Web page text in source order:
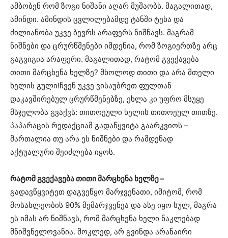
ამბობენ რომ ზოგი ნიშანი აღარ მუშაობს. მაგალითად,
ამინდი. ამინდის ცვლილებამდე ტანში ტეხა და
ძილიანობა უკვე ბევრს არაფერს ნიშნავს. მაგრამ
ნიშნები და ცრურწმენები იმდენია, რომ ზოგიერთზე არც
გაგვიგია არაფერი. მაგალითად, რატომ გვექავება
თითი მარცხენა ხელზე? მხოლოდ თითი და არა მთელი
ხელის გული!ჩვენ უკვე ვისაუბრეთ ფულთან
დაკავშირებულ ცრურწმენებზე, ეხლა კი უფრო მსუყე
მსჯელობა გვაქვს: თითოეული ხელის თითოეულ თითზე.
პაპარაცის რედაქციამ გადაწყვიტა გაარკვიოს –
მართალია თუ არა ეს ნიშნები და რამდენად
აქტუალური შეიძლება იყოს.
რატომ გვექავება თითი მარცხენა ხელზე –
გადავწყვიტეთ დაგვეწყო მარჯვენათი, იმიტომ, რომ
მოსახლეობის 90% მემარჯვენეა და ასე იყო სულ, მაგრა
ეს იმას არ ნიშნავს, რომ მარცხენა ხელი ნაკლებად
მნიშვნელოვანია. მოკლედ, არ გვინდა არანაირი